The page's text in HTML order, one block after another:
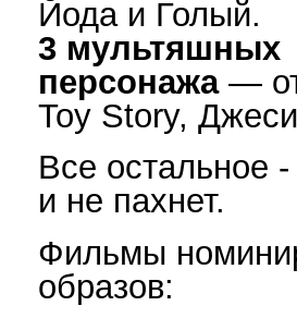
Йода и Голый.
3 мультяшных
персонажа—
Toy Story,
Все остальное
и не пахнет.
Фильмы
образов: